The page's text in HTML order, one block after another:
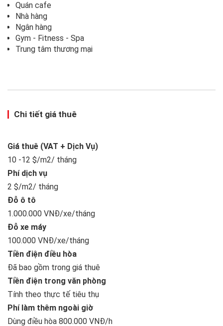
Quán cafe
Nhà hàng
Ngân hàng
Gym - Fitness - Spa
Trung tâm thương mại
Chi tiết giá thuê
Giá thuê (VAT + Dịch Vụ)
10 -12 $/m2/ tháng
Phí dịch vụ
2 $/m2/ tháng
Đỗ ô tô
1.000.000 VNĐ/xe/tháng
Đỗ xe máy
100.000 VNĐ/xe/tháng
Tiền điện điều hòa
Đã bao gồm trong giá thuê
Tiền điện trong văn phòng
Tính theo thực tế tiêu thụ
Phí làm thêm ngoài giờ
Dùng điều hòa 800.000 VNĐ/h